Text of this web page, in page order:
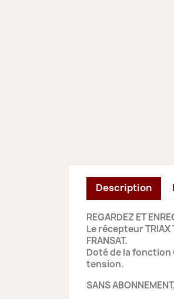
Description
REGARDEZ ET
Le récepteur
FRANSAT.
Doté de la
tension.
SANS